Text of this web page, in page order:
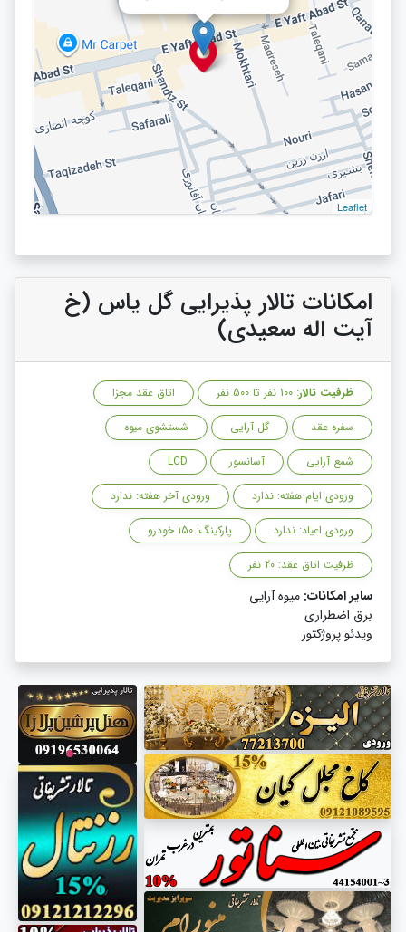
Leaflet
امکانات تالار پذیرایی گل یاس (خ
آیت اله سعیدی)
ظرفیت تالار: 100 نفر تا 500 نفر
اتاق عقد مجزا
سفره عقد
گل آرایی
شستشوی میوه
شمع آرایی
آسانسور
LCD
ورودی ایام هفته: ندارد
ورودی آخر هفته: ندارد
ورودی اعیاد: ندارد
پارکینگ: 150 خودرو
ظرفیت اتاق عقد: 20 نفر
سایر امکانات: میوه آرایی
برق اضطراری
ویدئو پروژکتور